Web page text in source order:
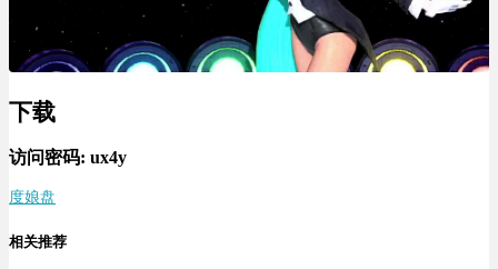
下载
访问密码: ux4y
度娘盘
相关推荐